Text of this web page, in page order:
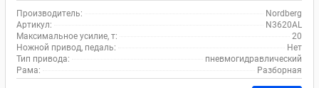
Производитель:
Nordberg
Артикул:
N3620AL
Максимальное усилие, т:
20
Ножной привод, педаль:
Нет
Тип привода:
пневмогидравлический
Рама:
Разборная